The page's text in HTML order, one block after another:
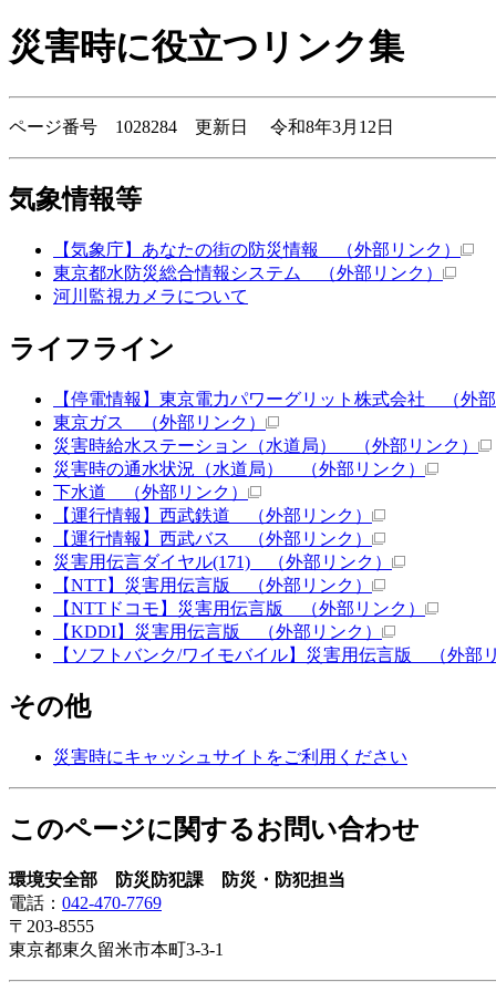
災害時に役立つリンク集
ページ番号 1028284 更新日 令和8年3月12日
気象情報等
【気象庁】あなたの街の防災情報
（外部リンク）
東京都水防災総合情報システム
（外部リンク）
河川監視カメラについて
ライフライン
【停電情報】東京電力パワーグリット株式会社 （外部
東京ガス
（外部リンク）
災害時給水ステーション（水道局）
（外部リンク）
災害時の通水状況（水道局）
（外部リンク）
下水道 （外部リンク）
【運行情報】西武鉄道 （外部リンク）
【運行情報】西武バス
（外部リンク）
災害用伝言ダイヤル(171) （外部リンク）
【NTT】災害用伝言版
（外部リンク）
【NTTドコモ】災害用伝言版
（外部リンク）
【KDDI】災害用伝言版
（外部リンク）
【ソフトバンク/ワイモバイル】災害用伝言版
（外部
その他
災害時にキャッシュサイトをご利用ください
このページに関するお問い合わせ
環境安全部 防災防犯課 防災・防犯担当
電話： 042-470-7769
〒203-8555
東京都東久留米市本町3-3-1